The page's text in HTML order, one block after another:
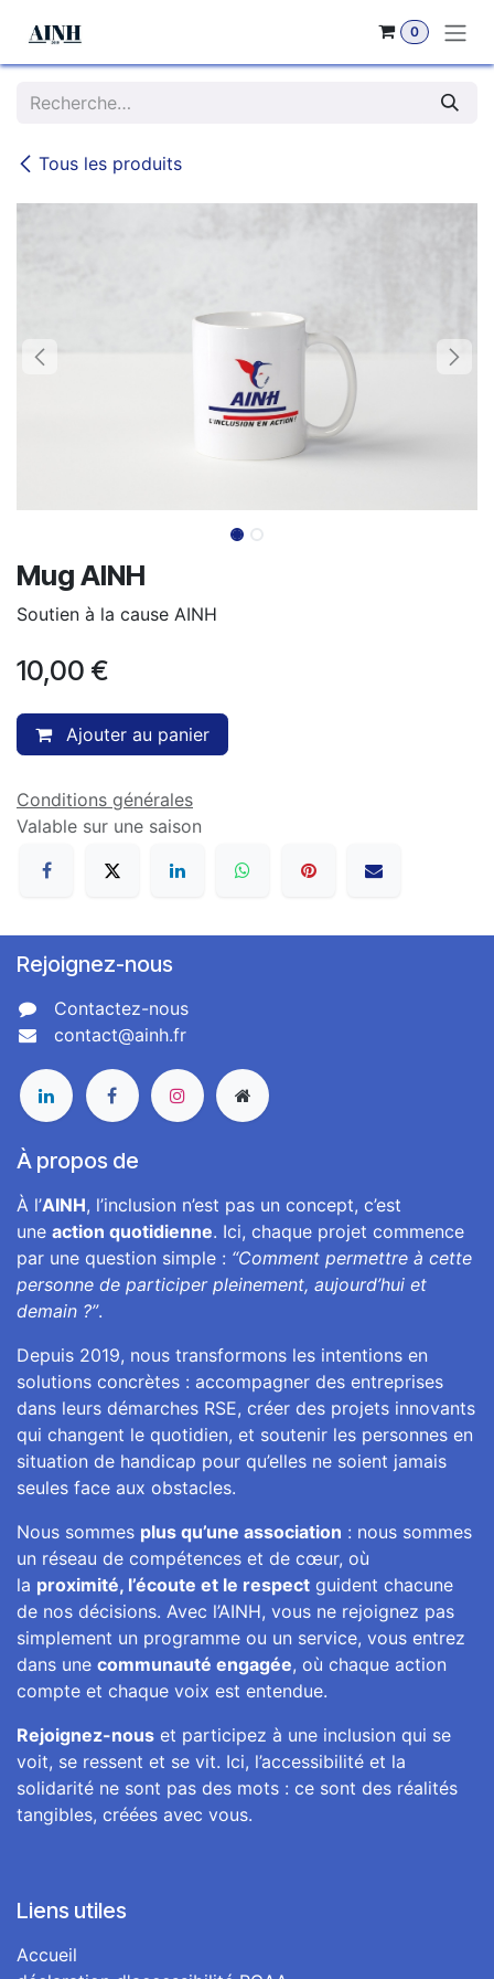
0
Tous les produits
Mug AINH
Soutien à la cause AINH
10,00 €
Ajouter au panier
Conditions générales
Valable sur une saison
Rejoignez-nous
Contactez-nous
contact@ainh.fr
À propos de
À l’AINH, l’inclusion n’est pas un concept, c’est
une action quotidienne. Ici, chaque projet commence
par une question simple : “Comment permettre à cette
personne de participer pleinement, aujourd’hui et
demain ?”.
Depuis 2019, nous transformons les intentions en
solutions concrètes : accompagner des entreprises
dans leurs démarches RSE, créer des projets innovants
qui changent le quotidien, et soutenir les personnes en
situation de handicap pour qu’elles ne soient jamais
seules face aux obstacles.
Nous sommes plus qu’une association : nous sommes
un réseau de compétences et de cœur, où
la proximité, l’écoute et le respect guident chacune
de nos décisions. Avec l’AINH, vous ne rejoignez pas
simplement un programme ou un service, vous entrez
dans une communauté engagée, où chaque action
compte et chaque voix est entendue.
Rejoignez-nous et participez à une inclusion qui se
voit, se ressent et se vit. Ici, l’accessibilité et la
solidarité ne sont pas des mots : ce sont des réalités
tangibles, créées avec vous.
Liens utiles
Accueil